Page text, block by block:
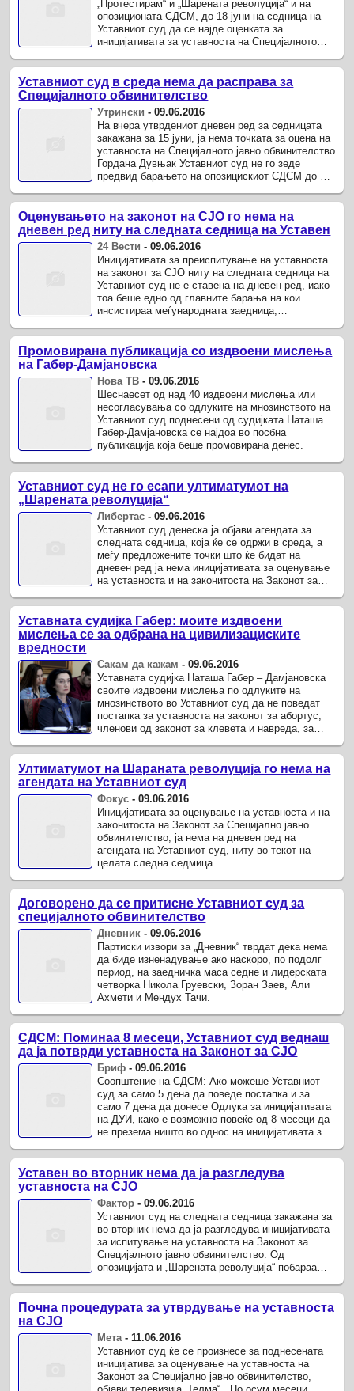
„Протестирам“ и „Шарената револуција“ и на
опозиционата СДСМ, до 18 јуни на седница на
Уставниот суд да се најде оценката за
иницијативата за уставноста на Специјалното
Уставниот суд в среда нема да расправа за
Специјалното обвинителство
Утрински -09.06.2016
На вчера утврдениот дневен ред за седницата
закажана за 15 јуни, ја нема точката за оцена на
уставноста на Специјалното јавно обвинителство
Гордана Дувњак Уставниот суд не го зеде
предвид барањето на опозицискиот СДСМ до 18
Оценувањето на законот на СЈО го нема на
дневен ред ниту на следната седница на Уставен
24 Вести -09.06.2016
Иницијативата за преиспитување на уставноста
на законот за СЈО ниту на следната седница на
Уставниот суд не е ставена на дневен ред, иако
тоа беше едно од главните барања на кои
инсистираа меѓународната заедница,
Промовирана публикација со издвоени мислења
на Габер-Дамјановска
Нова ТВ -09.06.2016
Шеснаесет од над 40 издвоени мислења или
несогласувања со одлуките на мнозинството на
Уставниот суд поднесени од судијката Наташа
Габер-Дамјановска се најдоа во посбна
публикација која беше промовирана денес.
Уставниот суд не го есапи ултиматумот на
„Шарената револуција“
Либертас -09.06.2016
Уставниот суд денеска ја објави агендата за
следната седница, која ќе се одржи в среда, а
меѓу предложените точки што ќе бидат на
дневен ред ја нема иницијативата за оценување
на уставноста и на законитоста на Законот за
Уставната судијка Габер: моите издвоени
мислења се за одбрана на цивилизациските
вредности
Сакам да кажам -09.06.2016
Уставната судијка Наташа Габер – Дамјановска
своите издвоени мислења по одлуките на
мнозинството во Уставниот суд да не поведат
постапка за уставноста на законот за абортус,
членови од законот за клевета и навреда, за
Ултиматумот на Шараната револуција го нема на
агендата на Уставниот суд
Фокус -09.06.2016
Иницијативата за оценување на уставноста и на
законитоста на Законот за Специјално јавно
обвинителство, ја нема на дневен ред на
агендата на Уставниот суд, ниту во текот на
целата следна седмица.
Договорено да се притисне Уставниот суд за
специјалното обвинителство
Дневник -09.06.2016
Партиски извори за „Дневник“ тврдат дека нема
да биде изненадување ако наскоро, по подолг
период, на заедничка маса седне и лидерската
четворка Никола Груевски, Зоран Заев, Али
Ахмети и Мендух Тачи.
СДСМ: Поминаа 8 месеци, Уставниот суд веднаш
да ја потврди уставноста на Законот за СЈО
Бриф -09.06.2016
Соопштение на СДСМ: Ако можеше Уставниот
суд за само 5 дена да поведе постапка и за
само 7 дена да донесе Одлука за иницијативата
на ДУИ, како е возможно повеќе од 8 месеци да
не презема ништо во однос на иницијативата за
Уставен во вторник нема да ја разгледува
уставноста на СЈО
Фактор -09.06.2016
Уставниот суд на следната седница закажана за
вo вторник нема да ја разгледува иницијативата
за испитување на уставноста на Законот за
Специјалното јавно обвинителство. Од
опозицијата и „Шарената револуција“ побараа
Почна процедурата за утврдување на уставноста
на СЈО
Мета - 11.06.2016
Уставниот суд ќе се произнесе за поднесената
иницијатива за оценување на уставноста на
Законот за Специјално јавно обвинителство,